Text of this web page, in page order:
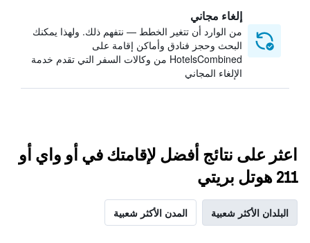
إلغاء مجاني
من الوارد أن تتغير الخطط — نتفهم ذلك. ولهذا يمكنك
البحث وحجز فنادق وأماكن إقامة على
HotelsCombined من وكالات السفر التي تقدم خدمة
الإلغاء المجاني
اعثر على نتائج أفضل لإقامتك في أو واي أو
211 هوتل بريتي
البلدان الأكثر شعبية المدن الأكثر شعبية